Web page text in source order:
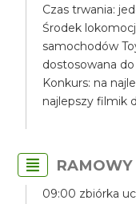
Czas trwania:
Środek
samochodów
dostosowana
Konkurs: na
najlepszy filmik
09:00 zbiórka